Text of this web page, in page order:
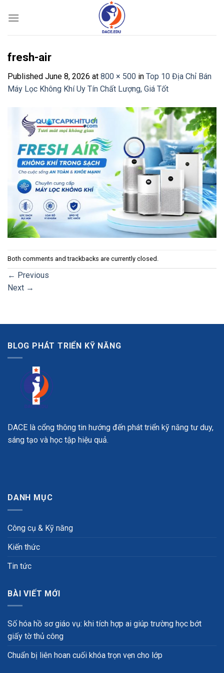
fresh-air
Published June 8, 2026 at 800 × 500 in Top 10 Địa Chỉ Bán
Máy Lọc Không Khí Uy Tín Chất Lượng, Giá Tốt
Both comments and trackbacks are currently closed.
← Previous
Next →
BLOG PHÁT TRIỂN KỸ NĂNG
DACE là cổng thông tin hướng đến phát triển kỹ năng tư duy,
sáng tạo và học tập hiệu quả.
DANH MỤC
Công cụ & Kỹ năng
Kiến thức
Tin tức
BÀI VIẾT MỚI
Số hóa hồ sơ giáo vụ: khi tích hợp ai giúp trường học bớt
giấy tờ thủ công
Chuẩn bị liên hoan cuối khóa trọn vẹn cho lớp